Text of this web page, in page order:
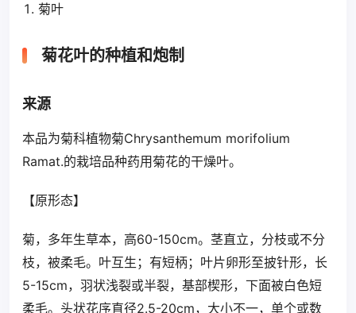
菊叶
菊花叶的种植和炮制
来源
本品为菊科植物菊Chrysanthemum morifolium
Ramat.的栽培品种药用菊花的干燥叶。
【原形态】
菊，多年生草本，高60-150cm。茎直立，分枝或不分
枝，被柔毛。叶互生；有短柄；叶片卵形至披针形，长
5-15cm，羽状浅裂或半裂，基部楔形，下面被白色短
柔毛。头状花序直径2.5-20cm，大小不一，单个或数